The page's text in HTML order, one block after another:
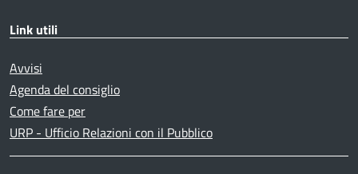
Link utili
Avvisi
Agenda del consiglio
Come fare per
URP - Ufficio Relazioni con il Pubblico